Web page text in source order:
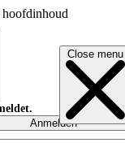
hoofdinhoud
Close menu
Anmelden